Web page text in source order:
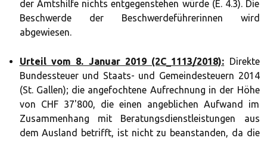
der Amtshilfe nichts entgegenstehen würde (E. 4.3). Die
Beschwerde der Beschwerdeführerinnen wird
abgewiesen.
Urteil vom 8. Januar 2019 (2C_1113/2018): Direkte
Bundessteuer und Staats- und Gemeindesteuern 2014
(St. Gallen); die angefochtene Aufrechnung in der Höhe
von CHF 37'800, die einen angeblichen Aufwand im
Zusammenhang mit Beratungsdienstleistungen aus
dem Ausland betrifft, ist nicht zu beanstanden, da die